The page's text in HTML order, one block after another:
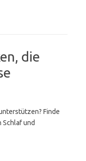
die
Finde
Schlaf und